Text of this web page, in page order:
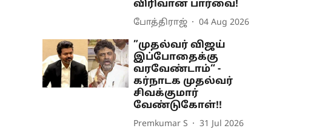
விரிவான பார்வை!
போத்திராஜ் 04 Aug 2026
”முதல்வர் விஜய்
இப்போதைக்கு
வரவேண்டாம்“ -
கர்நாடக முதல்வர்
சிவக்குமார்
வேண்டுகோள்!!
Premkumar S 31 Jul 2026